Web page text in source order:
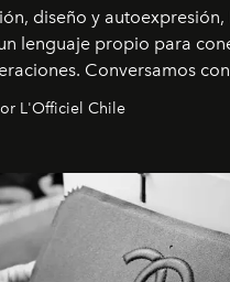
diseño y autoexpresión,
lenguaje propio para
Conversamos
sobre identidad, cultura
L'Officiel Chile